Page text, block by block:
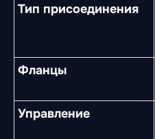
Тип присоединения
Фланцы
Управление